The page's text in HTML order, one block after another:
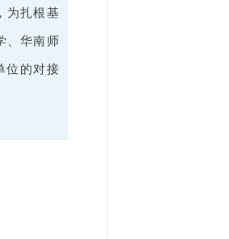
为扎根基
、华南师
位的对接